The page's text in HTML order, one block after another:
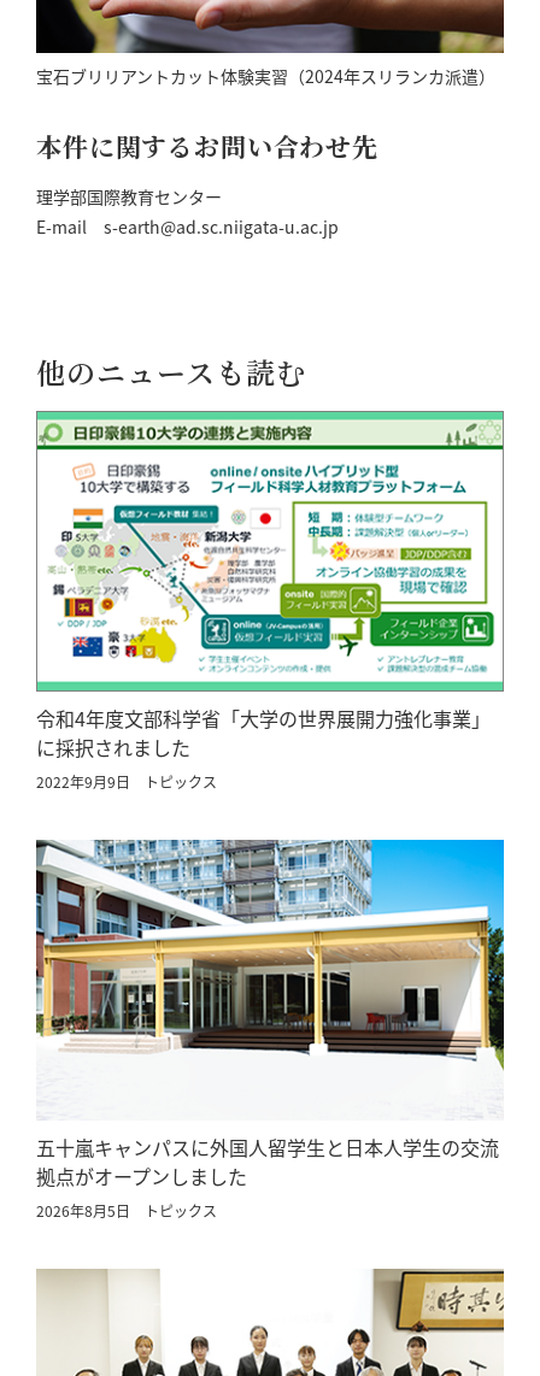
宝石ブリリアントカット体験実習（2024年スリランカ派遣）
本件に関するお問い合わせ先
理学部国際教育センター
E-mail s-earth@ad.sc.niigata-u.ac.jp
他のニュースも読む
令和4年度文部科学省「大学の世界展開力強化事業」
に採択されました
2022年9月9日 トピックス
五十嵐キャンパスに外国人留学生と日本人学生の交流
拠点がオープンしました
2026年8月5日 トピックス